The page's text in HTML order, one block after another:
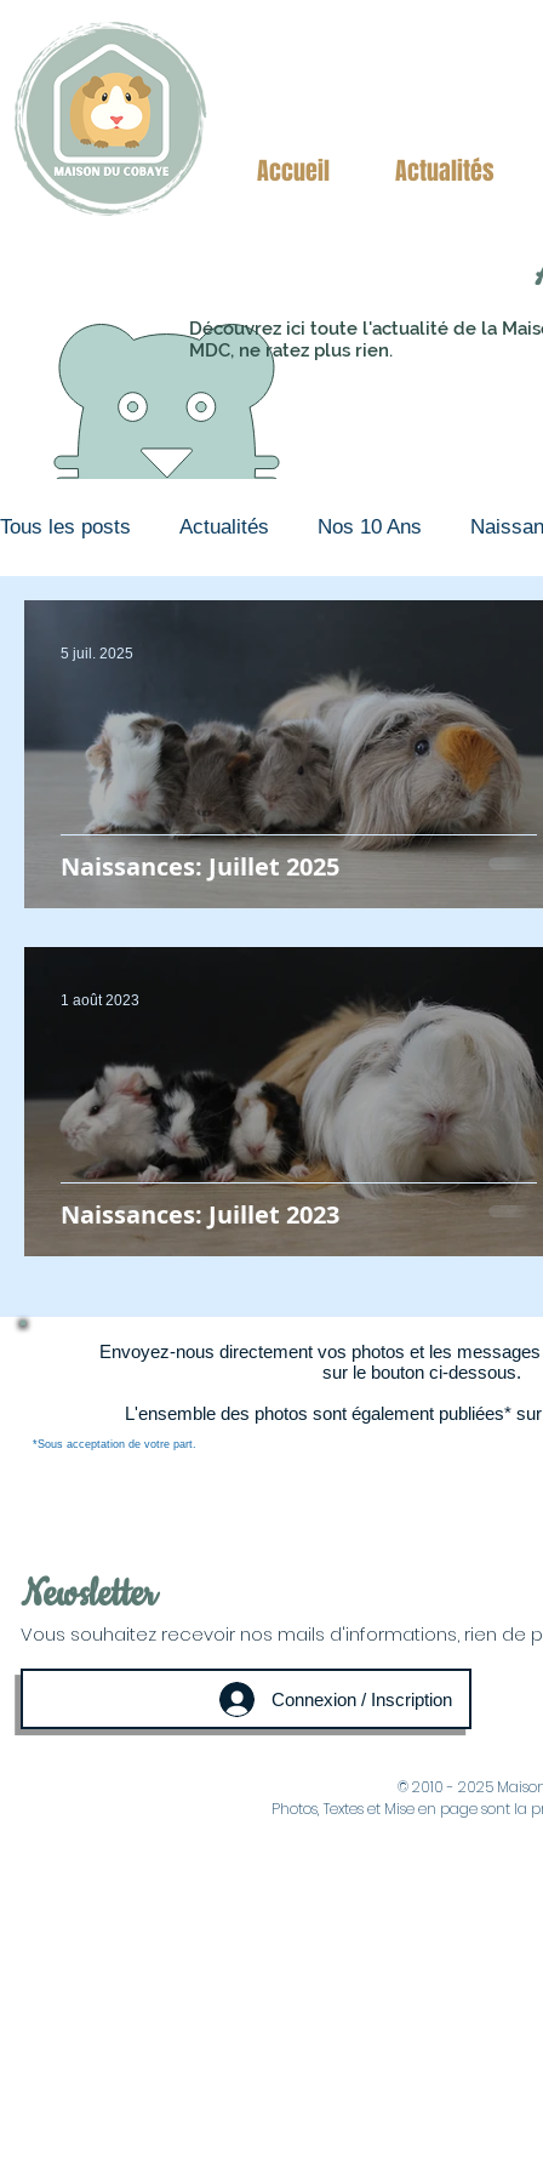
Accueil Actualités
Découvrez ici toute l'actualité de la
MDC, ne ratez plus rien.
Tous les posts Actualités Nos 10 Ans
Naissances: Juillet 2025
5 juil. 2025
Naissances: Juillet 2023
1 août 2023
Envoyez-nous directement vos photos et les
sur le bouton ci-dessous.
L'ensemble des photos sont également publiées*
*Sous acceptation de votre part.
Newsletter
Vous souhaitez recevoir nos mails d'informations, rien de
Connexion / Inscription
© 2010 - 2025
Photos, Textes et Mise en page sont